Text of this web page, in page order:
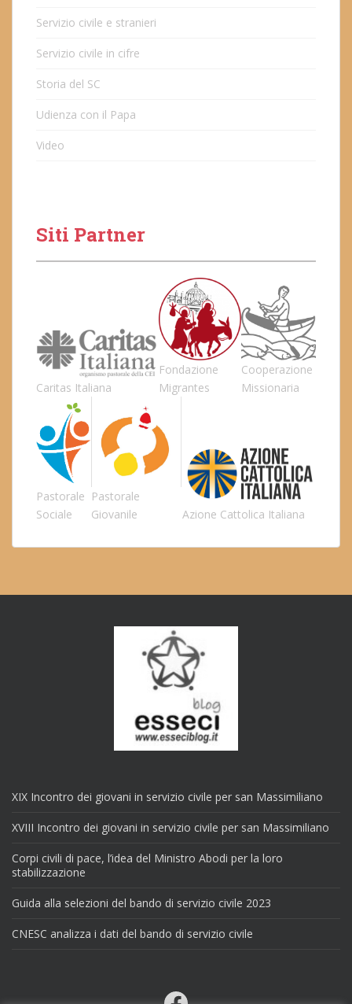
Servizio civile e stranieri
Servizio civile in cifre
Storia del SC
Udienza con il Papa
Video
Siti Partner
Caritas Italiana
Fondazione
Migrantes
Cooperazione
Missionaria
Pastorale
Sociale
Pastorale
Giovanile
Azione Cattolica Italiana
XIX Incontro dei giovani in servizio civile per san Massimiliano
XVIII Incontro dei giovani in servizio civile per san Massimiliano
Corpi civili di pace, l’idea del Ministro Abodi per la loro
stabilizzazione
Guida alla selezioni del bando di servizio civile 2023
CNESC analizza i dati del bando di servizio civile